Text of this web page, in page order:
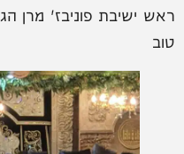
ראש ישיבת פוניבז' מרן
טוב